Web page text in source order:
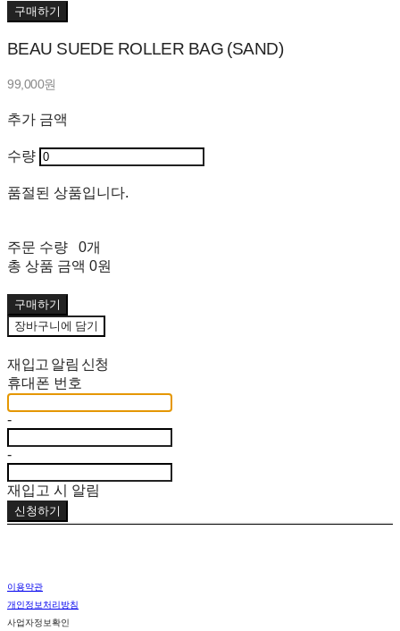
구매하기
BEAU SUEDE ROLLER BAG (SAND)
99,000원
추가 금액
수량
품절된 상품입니다.
주문 수량
0개
총 상품 금액 0원
구매하기
장바구니에 담기
재입고 알림 신청
휴대폰 번호
-
-
재입고 시 알림
신청하기
이용약관
개인정보처리방침
사업자정보확인